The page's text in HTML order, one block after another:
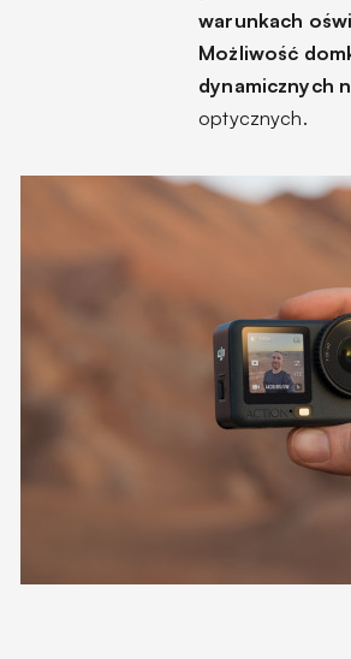
warunkach
Możliwość
dynamicznych
optycznych.